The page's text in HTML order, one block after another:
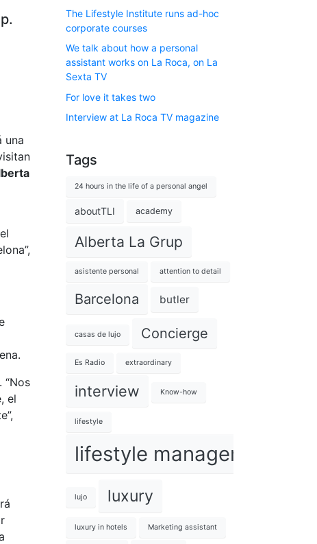
una
“Nos
el
The Lifestyle Institute runs ad-hoc
corporate courses
We talk about how a personal
assistant works on La Roca, on La
Sexta TV
For love it takes two
Interview at La Roca TV magazine
Tags
24 hours in the life of a personal angel
aboutTLI academy
Alberta La Grup
asistente personal attention to detail
Barcelona butler
casas de lujo Concierge
Es Radio extraordinary
interview Know-how
lifestyle
lifestyle management
lujo luxury
luxury in hotels Marketing assistant